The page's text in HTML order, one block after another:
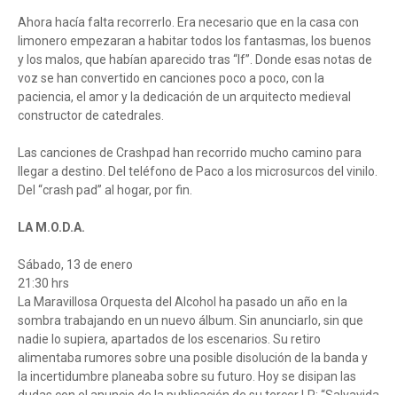
Ahora hacía falta recorrerlo. Era necesario que en la casa con
limonero empezaran a habitar todos los fantasmas, los buenos
y los malos, que habían aparecido tras “If”. Donde esas notas de
voz se han convertido en canciones poco a poco, con la
paciencia, el amor y la dedicación de un arquitecto medieval
constructor de catedrales.
Las canciones de Crashpad han recorrido mucho camino para
llegar a destino. Del teléfono de Paco a los microsurcos del vinilo.
Del “crash pad” al hogar, por fin.
LA M.O.D.A.
Sábado, 13 de enero
21:30 hrs
La Maravillosa Orquesta del Alcohol ha pasado un año en la
sombra trabajando en un nuevo álbum. Sin anunciarlo, sin que
nadie lo supiera, apartados de los escenarios. Su retiro
alimentaba rumores sobre una posible disolución de la banda y
la incertidumbre planeaba sobre su futuro. Hoy se disipan las